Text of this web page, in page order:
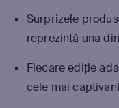
Surprizele
reprezintă una
Fiecare ediție
cele mai